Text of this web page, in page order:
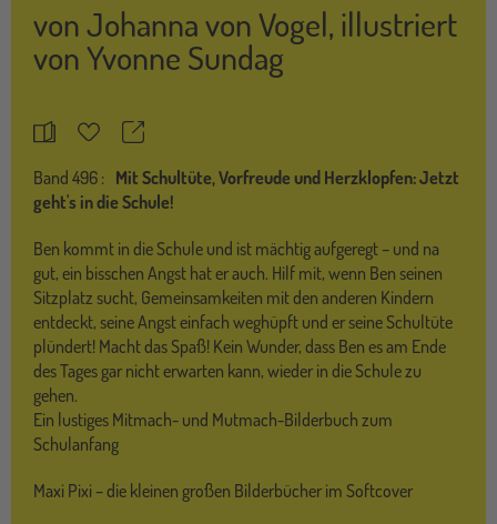
vonJohanna von Vogel, illustriert
vonYvonne Sundag
MerkzettelTeilen
Band 496 : Mit Schultüte, Vorfreude und Herzklopfen: Jetzt
geht's in die Schule!
Ben kommt in die Schule und ist mächtig aufgeregt – und na
gut, ein bisschen Angst hat er auch. Hilf mit, wenn Ben seinen
Sitzplatz sucht, Gemeinsamkeiten mit den anderen Kindern
entdeckt, seine Angst einfach weghüpft und er seine Schultüte
plündert! Macht das Spaß! Kein Wunder, dass Ben es am Ende
des Tages gar nicht erwarten kann, wieder in die Schule zu
gehen.
Ein lustiges Mitmach- und Mutmach-Bilderbuch zum
Schulanfang
Maxi Pixi – die kleinen großen Bilderbücher im Softcover